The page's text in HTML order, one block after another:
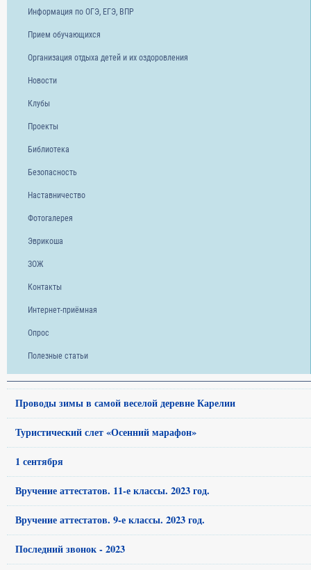
Информация по ОГЭ, ЕГЭ, ВПР
Прием обучающихся
Организация отдыха детей и их оздоровления
Новости
Клубы
Проекты
Библиотека
Безопасность
Наставничество
Фотогалерея
Эврикоша
ЗОЖ
Контакты
Интернет-приёмная
Опрос
Полезные статьи
Проводы зимы в самой веселой деревне Карелии
Туристический слет «Осенний марафон»
1 сентября
Вручение аттестатов. 11-е классы. 2023 год.
Вручение аттестатов. 9-е классы. 2023 год.
Последний звонок - 2023